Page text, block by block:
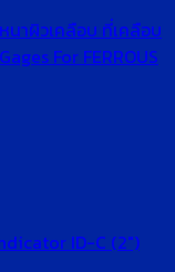
นาผิวเคลือบ ที่เคลือบ
For FERROUS
ID-C (2″)